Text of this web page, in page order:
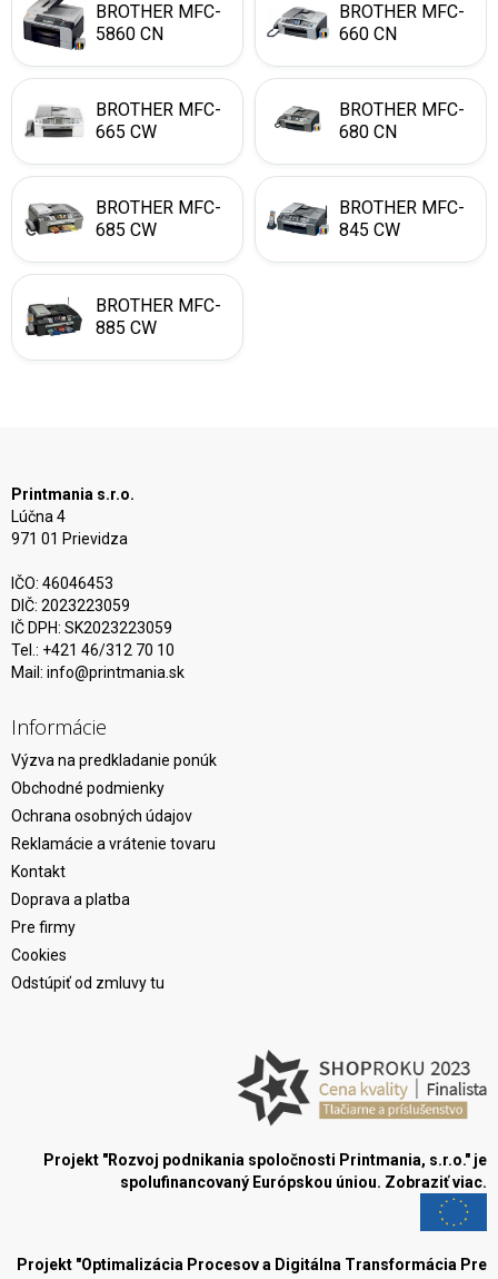
BROTHER MFC-
5860 CN
BROTHER MFC-
660 CN
BROTHER MFC-
665 CW
BROTHER MFC-
680 CN
BROTHER MFC-
685 CW
BROTHER MFC-
845 CW
BROTHER MFC-
885 CW
Printmania s.r.o.
Lúčna 4
971 01 Prievidza
IČO: 46046453
DIČ: 2023223059
IČ DPH: SK2023223059
Tel.: +421 46/312 70 10
Mail: info@printmania.sk
Informácie
Výzva na predkladanie ponúk
Obchodné podmienky
Ochrana osobných údajov
Reklamácie a vrátenie tovaru
Kontakt
Doprava a platba
Pre firmy
Cookies
Odstúpiť od zmluvy tu
Projekt "Rozvoj podnikania spoločnosti Printmania, s.r.o." je
spolufinancovaný Európskou úniou. Zobraziť viac.
Projekt "Optimalizácia Procesov a Digitálna Transformácia Pre